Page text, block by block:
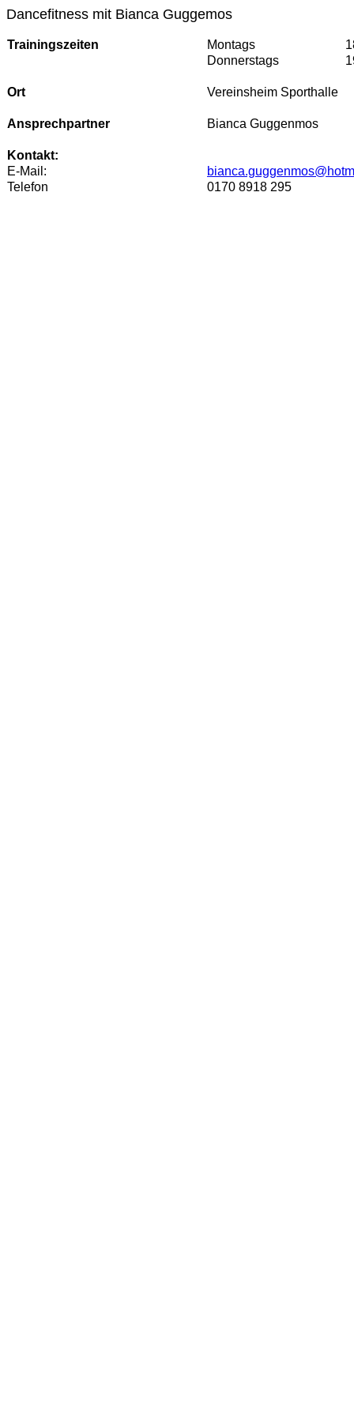
Dancefitness mit Bianca Guggemos
Trainingszeiten Montags
Donnerstags
Ort Vereinsheim Sporthalle
Ansprechpartner Bianca Guggenmos
Kontakt:
E-Mail:
Telefon
0170 8918 295